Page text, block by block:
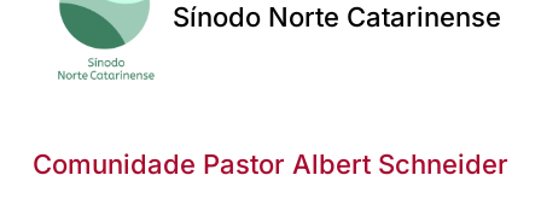
Sínodo Norte Catarinense
Comunidade Pastor Albert Schneider